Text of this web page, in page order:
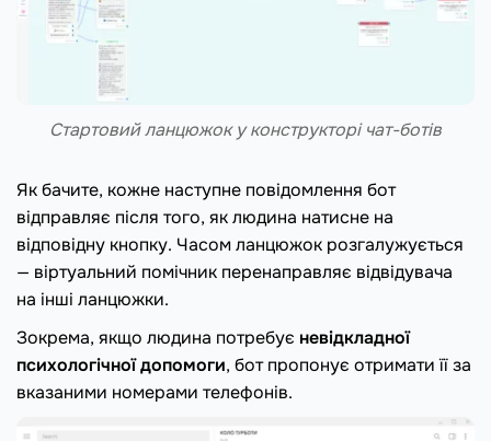
Стартовий ланцюжок у конструкторі чат-ботів
Як бачите, кожне наступне повідомлення бот
відправляє після того, як людина натисне на
відповідну кнопку. Часом ланцюжок розгалужується
— віртуальний помічник перенаправляє відвідувача
на інші ланцюжки.
Зокрема, якщо людина потребує невідкладної
психологічної допомоги, бот пропонує отримати її за
вказаними номерами телефонів.